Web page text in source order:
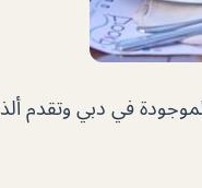
في دبي وتقدم ألذ